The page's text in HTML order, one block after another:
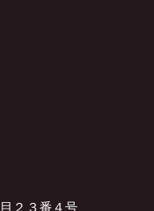
２３番４号